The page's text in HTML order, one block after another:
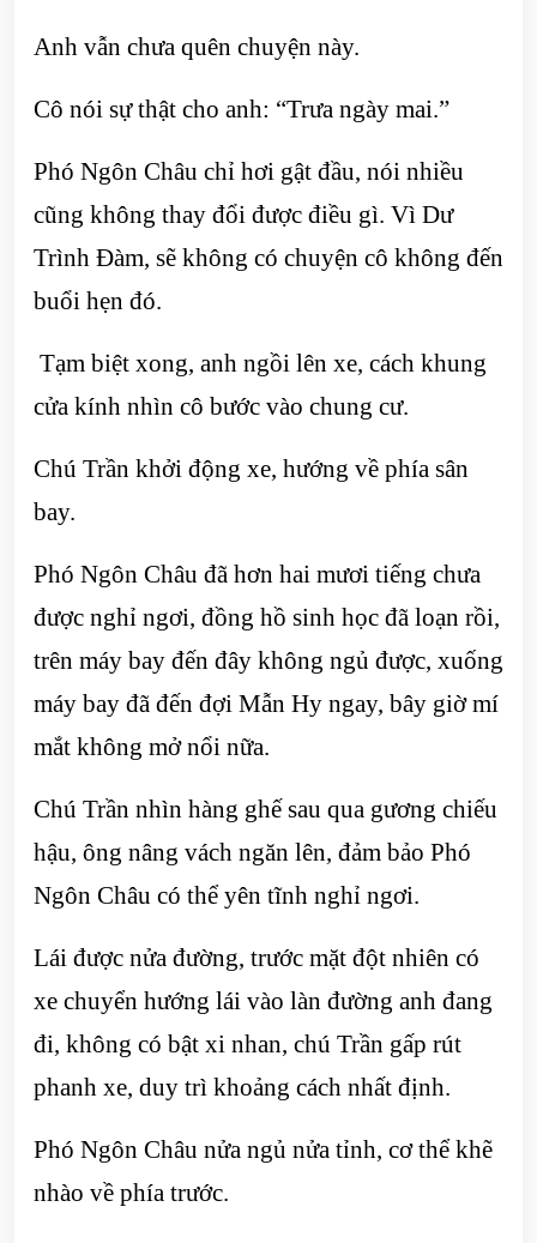
Anh vẫn chưa quên chuyện này.
Cô nói sự thật cho anh: “Trưa ngày mai.”
Phó Ngôn Châu chỉ hơi gật đầu, nói nhiều
cũng không thay đổi được điều gì. Vì Dư
Trình Đàm, sẽ không có chuyện cô không đến
buổi hẹn đó.
Tạm biệt xong, anh ngồi lên xe, cách khung
cửa kính nhìn cô bước vào chung cư.
Chú Trần khởi động xe, hướng về phía sân
bay.
Phó Ngôn Châu đã hơn hai mươi tiếng chưa
được nghỉ ngơi, đồng hồ sinh học đã loạn rồi,
trên máy bay đến đây không ngủ được, xuống
máy bay đã đến đợi Mẫn Hy ngay, bây giờ mí
mắt không mở nổi nữa.
Chú Trần nhìn hàng ghế sau qua gương chiếu
hậu, ông nâng vách ngăn lên, đảm bảo Phó
Ngôn Châu có thể yên tĩnh nghỉ ngơi.
Lái được nửa đường, trước mặt đột nhiên có
xe chuyển hướng lái vào làn đường anh đang
đi, không có bật xi nhan, chú Trần gấp rút
phanh xe, duy trì khoảng cách nhất định.
Phó Ngôn Châu nửa ngủ nửa tỉnh, cơ thể khẽ
nhào về phía trước.